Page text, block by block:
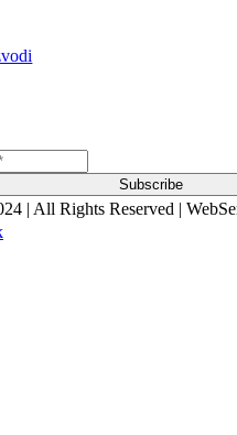
Subscribe
| All Rights Reserved |